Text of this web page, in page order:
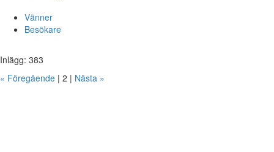
Vänner
Besökare
Inlägg: 383
« Föregående | 2 | Nästa »